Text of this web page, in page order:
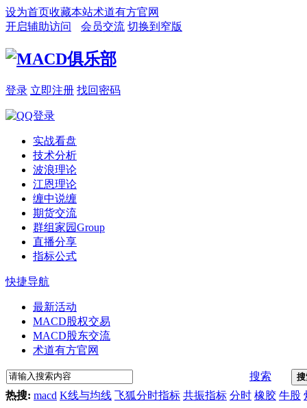
设为首页收藏本站术道有方官网
开启辅助访问
会员交流 切换到窄版
登录 立即注册 找回密码
实战看盘
技术分析
波浪理论
江恩理论
缠中说缠
期货交流
群组家园Group
直播分享
指标公式
快捷导航
最新活动
MACD股权交易
MACD股东交流
术道有方官网
搜索
热搜: macd K线与均线 飞狐分时指标 共振指标 分时 橡胶 牛股